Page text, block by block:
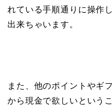
れている手順通りに操作
出来ちゃいます。
また、他のポイントやギ
から現金で欲しいという